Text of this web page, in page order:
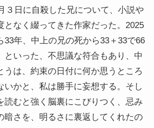
３日に自殺した兄について、小説や
となく綴ってきた作家だった。2025
33年、中上の兄の死から33＋33で66
といった、不思議な符合もあり、中
うは、約束の日付に何か思うところ
いかと、私は勝手に妄想する。そし
読むと強く脳裏にこびりつく、忌み
暗さを、明るさに裏返してくれたの